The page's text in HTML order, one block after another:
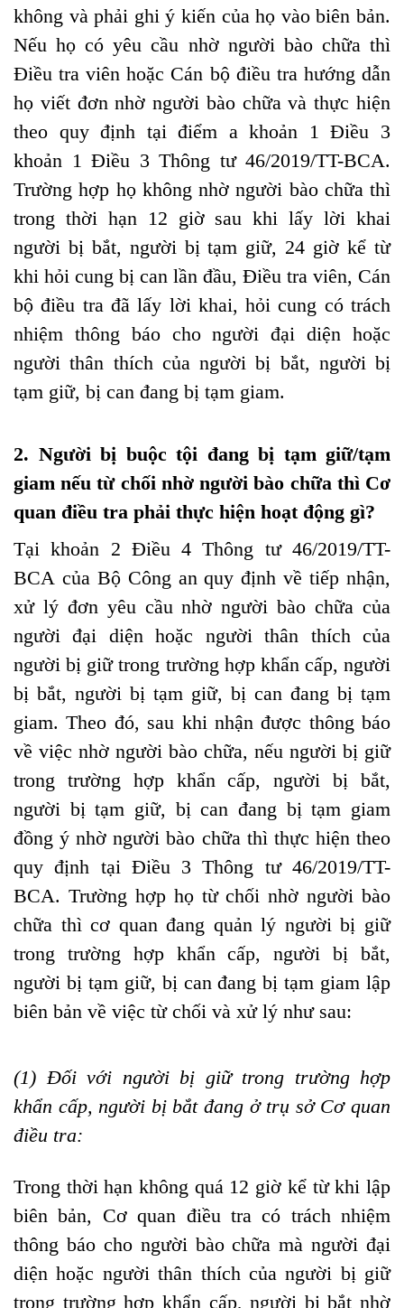
không và phải ghi ý kiến của họ vào biên bản.
Nếu họ có yêu cầu nhờ người bào chữa thì
Điều tra viên hoặc Cán bộ điều tra hướng dẫn
họ viết đơn nhờ người bào chữa và thực hiện
theo quy định tại điểm a khoản 1 Điều 3
khoản 1 Điều 3 Thông tư 46/2019/TT-BCA.
Trường hợp họ không nhờ người bào chữa thì
trong thời hạn 12 giờ sau khi lấy lời khai
người bị bắt, người bị tạm giữ, 24 giờ kể từ
khi hỏi cung bị can lần đầu, Điều tra viên, Cán
bộ điều tra đã lấy lời khai, hỏi cung có trách
nhiệm thông báo cho người đại diện hoặc
người thân thích của người bị bắt, người bị
tạm giữ, bị can đang bị tạm giam.
2. Người bị buộc tội đang bị tạm giữ/tạm
giam nếu từ chối nhờ người bào chữa thì Cơ
quan điều tra phải thực hiện hoạt động gì?
Tạikhoản 2 Điều 4 Thông tư 46/2019/TT-
BCA của Bộ Công an quy định về tiếp nhận,
xử lý đơn yêu cầu nhờ người bào chữa của
người đại diện hoặc người thân thích của
người bị giữ trong trường hợp khẩn cấp, người
bị bắt, người bị tạm giữ, bị can đang bị tạm
giam. Theo đó, sau khi nhận được thông báo
về việc nhờ người bào chữa, nếu người bị giữ
trong trường hợp khẩn cấp, người bị bắt,
người bị tạm giữ, bị can đang bị tạm giam
đồng ý nhờ người bào chữa thì thực hiện theo
quy định tại Điều 3 Thông tư 46/2019/TT-
BCA. Trường hợp họ từ chối nhờ người bào
chữa thì cơ quan đang quản lý người bị giữ
trong trường hợp khẩn cấp, người bị bắt,
người bị tạm giữ, bị can đang bị tạm giam lập
biên bản về việc từ chối và xử lý như sau:
(1)Đối với người bị giữ trong trường hợp
khẩn cấp, người bị bắt đang ở trụ sở Cơ quan
điều tra:
Trong thời hạn không quá 12 giờ kể từ khi lập
biên bản, Cơ quan điều tra có trách nhiệm
thông báo cho người bào chữa mà người đại
diện hoặc người thân thích của người bị giữ
trong trường hợp khẩn cấp, người bị bắt nhờ